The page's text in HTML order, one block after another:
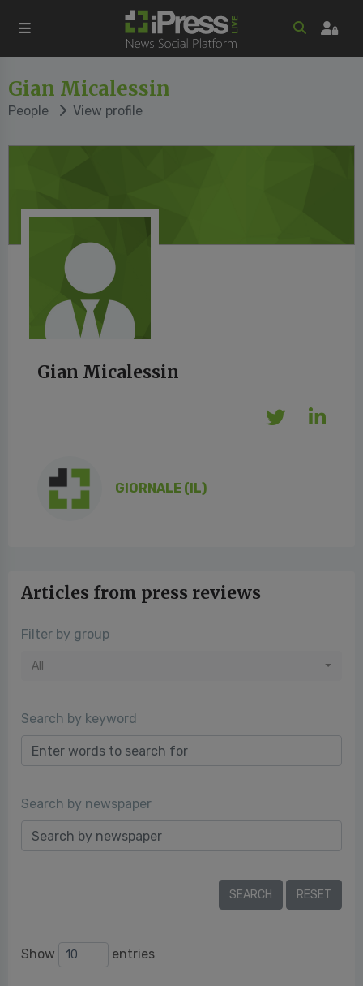
Gian Micalessin
People View profile
Gian Micalessin
GIORNALE (IL)
Articles from press reviews
Filter by group
All
Search by keyword
Search by newspaper
Show entries